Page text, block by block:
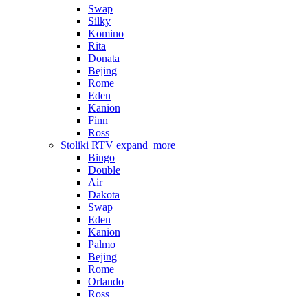
Swap
Silky
Komino
Rita
Donata
Bejing
Rome
Eden
Kanion
Finn
Ross
Stoliki RTV expand_more
Bingo
Double
Air
Dakota
Swap
Eden
Kanion
Palmo
Bejing
Rome
Orlando
Ross